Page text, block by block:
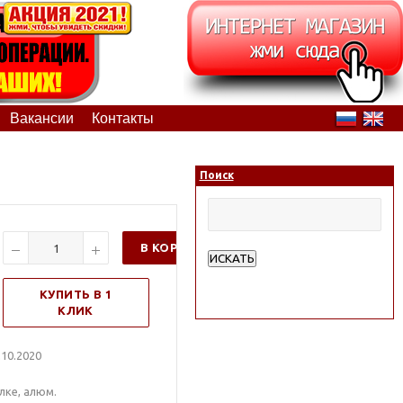
Вакансии Контакты
В КОРЗИНУ
КУПИТЬ В 1
КЛИК
алюм.
Поиск
ИСКАТЬ